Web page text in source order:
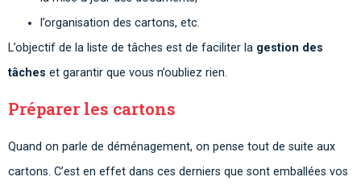
l’organisation des cartons, etc.
L’objectif de la liste de tâches est de faciliter la gestion des
tâches et garantir que vous n’oubliez rien.
Préparer les cartons
Quand on parle de déménagement, on pense tout de suite aux
cartons. C’est en effet dans ces derniers que sont emballées vos